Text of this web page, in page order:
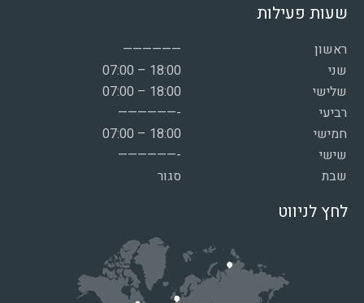
שעות פעילות
——————
ראשון
07:00 – 18:00
שני
07:00 – 18:00
שלישי
——————-
רביעי
07:00 – 18:00
חמישי
——————-
שישי
סגור
שבת
לחץ לניווט